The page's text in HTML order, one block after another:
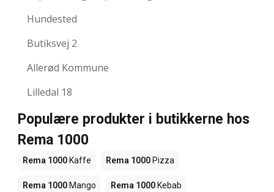
Hundested
Butiksvej 2
Allerød Kommune
Lilledal 18
Populære produkter i butikkerne hos
Rema 1000
Rema 1000 Kaffe Rema 1000 Pizza
Rema 1000 Mango Rema 1000 Kebab